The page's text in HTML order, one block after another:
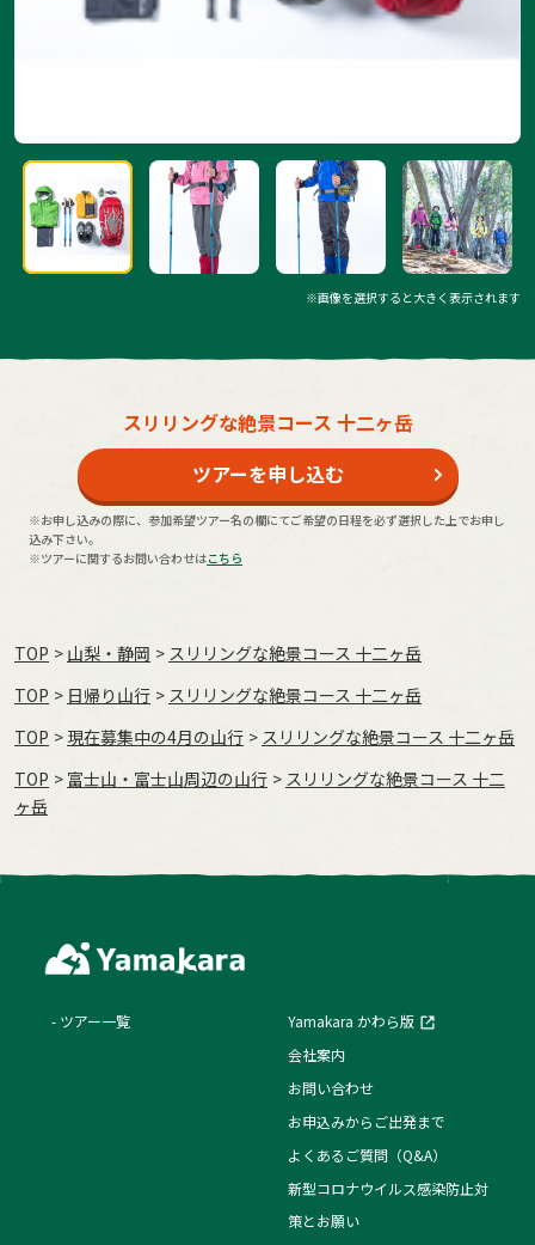
※画像を選択すると大きく表示されます
スリリングな絶景コース 十二ヶ岳
ツアーを申し込む
※お申し込みの際に、参加希望ツアー名の欄にてご希望の日程を必ず選択した上でお申し
込み下さい。
※ツアーに関するお問い合わせはこちら
TOP 山梨・静岡
スリリングな絶景コース 十二ヶ岳
TOP
日帰り山行
スリリングな絶景コース 十二ヶ岳
TOP
現在募集中の4月の山行
スリリングな絶景コース 十二ヶ岳
TOP
富士山・富士山周辺の山行
スリリングな絶景コース 十二
ヶ岳
ツアー一覧
Yamakara かわら版
会社案内
お問い合わせ
お申込みからご出発まで
よくあるご質問（Q&A）
新型コロナウイルス感染防止対
策とお願い